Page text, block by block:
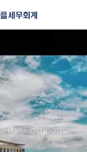
First Company
줄 전문가를 만나는 방법?